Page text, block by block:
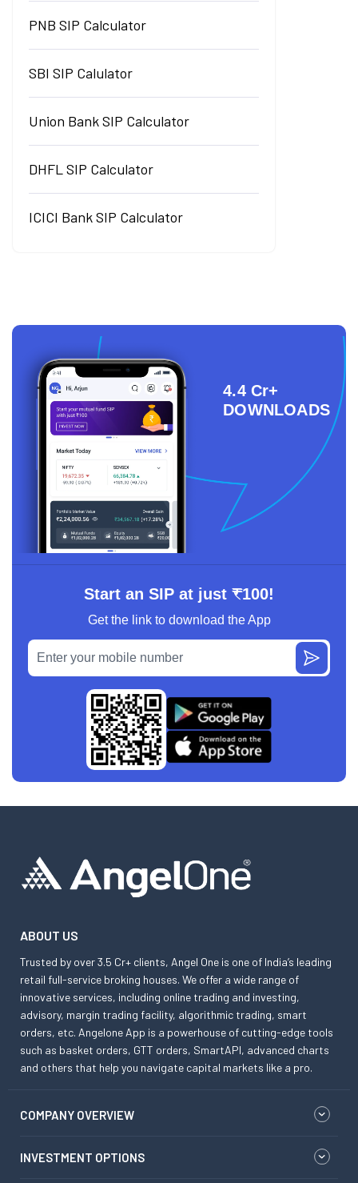
PNB SIP Calculator
SBI SIP Calulator
Union Bank SIP Calculator
DHFL SIP Calculator
ICICI Bank SIP Calculator
4.4 Cr+
DOWNLOADS
Start an SIP at just ₹100!
Get the link to download the App
ABOUT US
Trusted by over 3.5 Cr+ clients, Angel One is one of India’s leading
retail full-service broking houses. We offer a wide range of
innovative services, including online trading and investing,
advisory, margin trading facility, algorithmic trading, smart
orders, etc. Angelone App is a powerhouse of cutting-edge tools
such as basket orders, GTT orders, SmartAPI, advanced charts
and others that help you navigate capital markets like a pro.
COMPANY OVERVIEW
INVESTMENT OPTIONS